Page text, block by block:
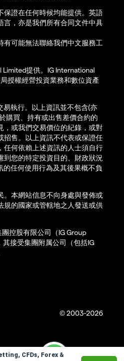
CFDs, Forex &
保證在任何時候均能提供。英語
言，亦是我們所有合同文件中具
有可能無法聯絡我們中文服務工
Limited提供。IG International
授權經營投資業務和數位資產
易執行。以上資訊並不包含(亦
購買、持有或出售差價合約的
，或我們交易價位的紀錄，或對
招售。以上資訊不代表或保證任
任何依賴上述資訊的人士須自行
到您的特定投資目的、財政狀況
的任何使用行為及其後果概不負
。本網站信息不向身處與發佈或
規的國家或管轄地之人發送或供
控股有限公司（IG Group
其接受集團附属公司（包括IG
© 2003-2026